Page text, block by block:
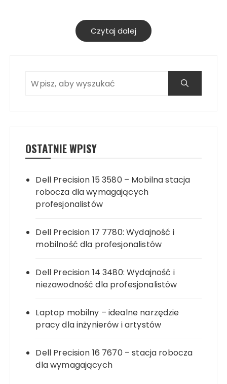
Czytaj dalej
OSTATNIE WPISY
Dell Precision 15 3580 – Mobilna stacja
robocza dla wymagających
profesjonalistów
Dell Precision 17 7780: Wydajność i
mobilność dla profesjonalistów
Dell Precision 14 3480: Wydajność i
niezawodność dla profesjonalistów
Laptop mobilny – idealne narzędzie
pracy dla inżynierów i artystów
Dell Precision 16 7670 – stacja robocza
dla wymagających